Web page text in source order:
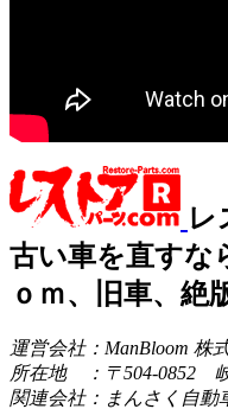
レ
古い車を直すな
ｏｍ、旧車、絶
運営会社：ManBloom 株
所在地 ：〒504-0852
関連会社：まんさく自動